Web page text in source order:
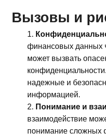
Вызовы и
финансовых данных
может вызвать
надежные и
информацией.
Понимание и
взаимодействие
понимание сложных